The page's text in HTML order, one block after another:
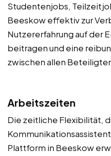
Studentenjobs,
Beeskow effektiv zur
Nutzererfahrung auf der
beitragen und eine
zwischen allen
Arbeitszeiten
Die zeitliche Flexibilität,
Plattform in Beeskow